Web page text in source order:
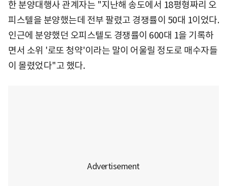
한 분양대행사 관계자는 "지난해 송도에서 18평형짜리 오
피스텔을 분양했는데 전부 팔렸고 경쟁률이 50대 1이었다.
인근에 분양했던 오피스텔도 경쟁률이 600대 1을 기록하
면서 소위 '로또 청약'이라는 말이 어울릴 정도로 매수자들
이 몰렸었다"고 했다.